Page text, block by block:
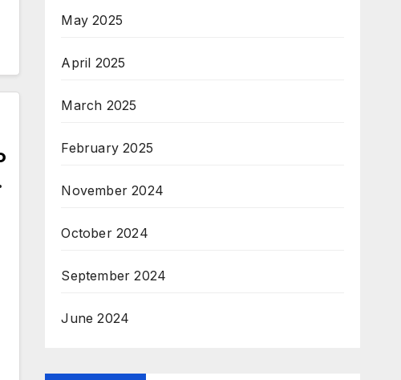
May 2025
April 2025
March 2025
February 2025
November 2024
October 2024
September 2024
June 2024